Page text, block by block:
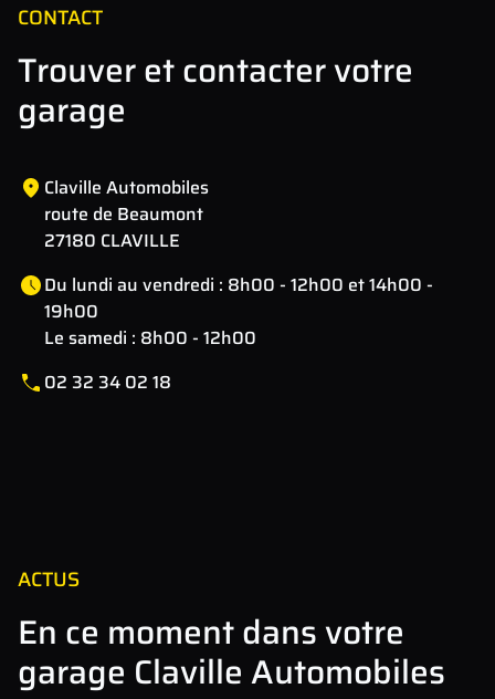
CONTACT
Trouver et contacter votre
garage
Claville Automobiles
route de Beaumont
27180 CLAVILLE
Du lundi au vendredi : 8h00 - 12h00 et 14h00 -
19h00
Le samedi : 8h00 - 12h00
02 32 34 02 18
ACTUS
En ce moment dans votre
garage Claville Automobiles